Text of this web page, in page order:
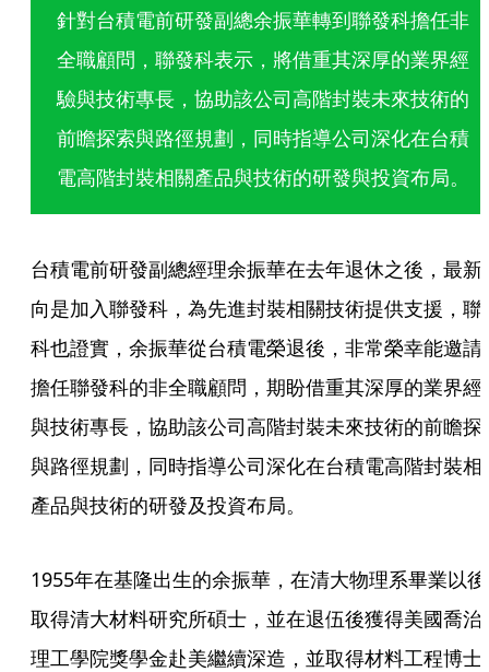
針對台積電前研發副總余振華轉到聯發科擔任非
全職顧問，聯發科表示，將借重其深厚的業界經
驗與技術專長，協助該公司高階封裝未來技術的
前瞻探索與路徑規劃，同時指導公司深化在台積
電高階封裝相關產品與技術的研發與投資布局。
台積電前研發副總經理余振華在去年退休之後，最新
向是加入聯發科，為先進封裝相關技術提供支援，聯
科也證實，余振華從台積電榮退後，非常榮幸能邀請
擔任聯發科的非全職顧問，期盼借重其深厚的業界經
與技術專長，協助該公司高階封裝未來技術的前瞻探
與路徑規劃，同時指導公司深化在台積電高階封裝相
產品與技術的研發及投資布局。
1955年在基隆出生的余振華，在清大物理系畢業以後
取得清大材料研究所碩士，並在退伍後獲得美國喬治
理工學院獎學金赴美繼續深造，並取得材料工程博士